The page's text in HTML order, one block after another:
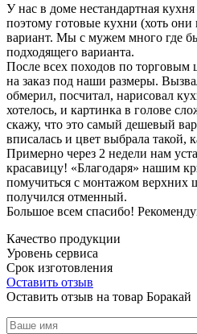
У нас в доме нестандартная
поэтому готовые кухни (хоть
вариант. Мы с мужем много где
подходящего варианта.
После всех походов по
на заказ под наши размеры.
обмерил, посчитал, нарисовал
хотелось, и картинка в голове
скажу, что это самый дешевый
вписалась и цвет выбрала такой,
Примерно через 2 недели нам
красавицу! «Благодаря» нашим
помучиться с монтажом верхних
получился отменный.
Большое всем спасибо!
Качество продукции
Уровень сервиса
Срок изготовления
Оставить отзыв
Оставить отзыв на товар Боракай